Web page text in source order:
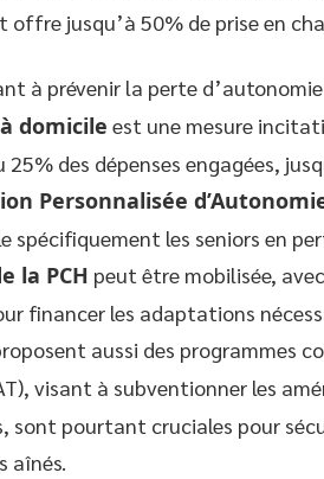
offre jusqu’à 50% de prise en
à prévenir la perte
domicile est une mesure
25% des dépenses engagées,
Personnalisée
spécifiquement les seniors en
la PCH peut être mobilisée,
financer les adaptations
aussi des programmes
visant à subventionner les
sont pourtant cruciales pour
aînés.